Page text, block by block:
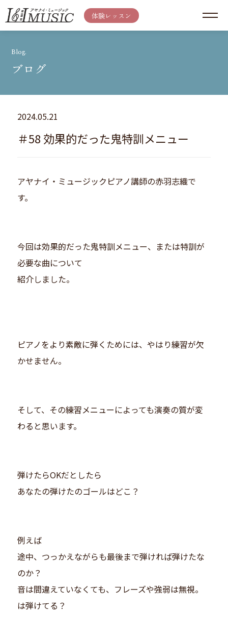
体験レッスン
Blog.
ブログ
2024.05.21
＃58 効果的だった鬼特訓メニュー
アヤナイ・ミュージックピアノ講師の赤羽志織で
す。
今回は効果的だった鬼特訓メニュー、または特訓が
必要な曲について
紹介しました。
ピアノをより素敵に弾くためには、やはり練習が欠
かせません。
そして、その練習メニューによっても演奏の質が変
わると思います。
弾けたらOKだとしたら
あなたの弾けたのゴールはどこ？
例えば
途中、つっかえながらも最後まで弾ければ弾けたな
のか？
音は間違えていなくても、フレーズや強弱は無視。
は弾けてる？